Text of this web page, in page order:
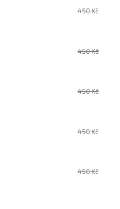
450 Kč
450 Kč
450 Kč
450 Kč
450 Kč